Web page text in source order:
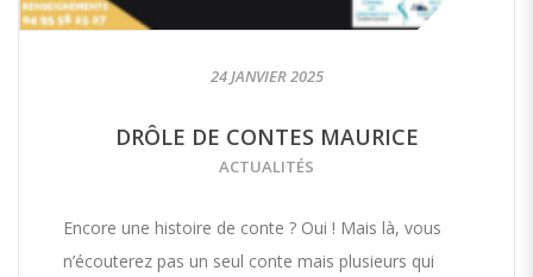
24 JANVIER 2025
DRÔLE DE CONTES MAURICE
ACTUALITÉS
Encore une histoire de conte ? Oui ! Mais là, vous
n’écouterez pas un seul conte mais plusieurs qui